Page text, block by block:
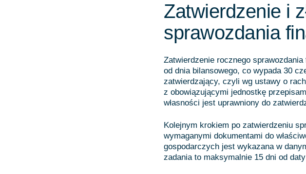
Zatwierdzenie i
sprawozdania
Zatwierdzenie rocznego
od dnia bilansowego, co wypada 30
zatwierdzający, czyli wg ustawy o
z obowiązującymi jednostkę
własności jest uprawniony do
Kolejnym krokiem po zatwierdzeniu
wymaganymi dokumentami do
gospodarczych jest wykazana w
zadania to maksymalnie 15 dni od